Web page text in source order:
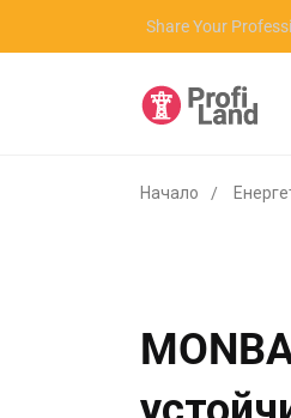
Share Your
Начало